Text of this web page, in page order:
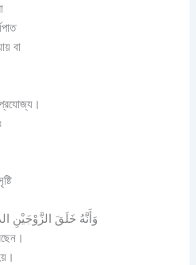
বা
প্রযোজ্য।
ﻭَﺃَﻧَّﻪُ ﺧَﻠَﻖَ ﺍﻟﺰَّﻭْﺟَﻴْﻦِ